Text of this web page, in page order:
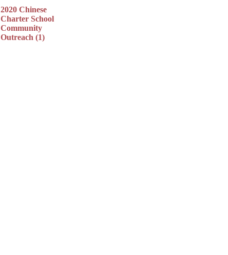
2020 Chinese
Charter School
Community
Outreach (1)